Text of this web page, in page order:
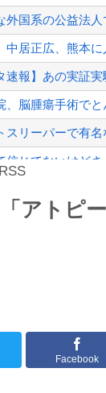
ケ斎藤と代理人
佐藤二朗さん、
】「金バエ」の
報】NYで警官が
外国系の公益法
中居正広、熊本
速報】あの実証
、脳腫瘍手術で
スリーパーで有
信じてないけどさ
メダルをとった
めでとうタキ！
「アトピ
Facebook